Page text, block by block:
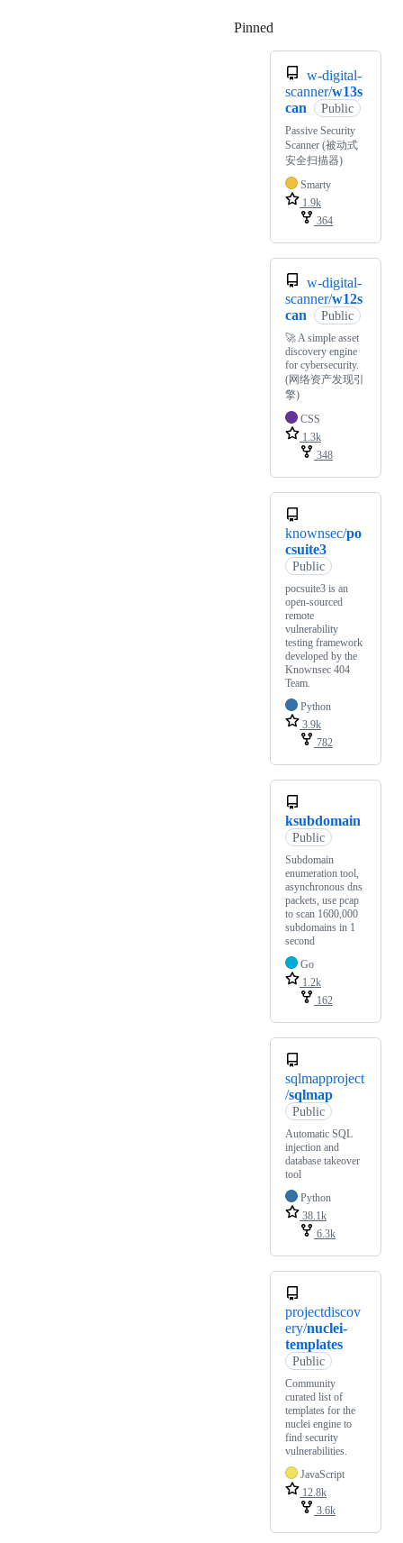
Pinned
w-digital-
scanner/w13s
can
Public
Passive Security
Scanner (被动式
安全扫描器)
Smarty
1.9k
364
w-digital-
scanner/w12s
can
Public
🚀 A simple asset
discovery engine
for cybersecurity.
(网络资产发现引
擎)
CSS
1.3k
348
knownsec/po
csuite3
Public
pocsuite3 is an
open-sourced
remote
vulnerability
testing framework
developed by the
Knownsec 404
Team.
Python
3.9k
782
ksubdomain
Public
Subdomain
enumeration tool,
asynchronous dns
packets, use pcap
to scan 1600,000
subdomains in 1
second
Go
1.2k
162
sqlmapproject
/sqlmap
Public
Automatic SQL
injection and
database takeover
tool
Python
38.1k
6.3k
projectdiscov
ery/nuclei-
templates
Public
Community
curated list of
templates for the
nuclei engine to
find security
vulnerabilities.
JavaScript
12.8k
3.6k